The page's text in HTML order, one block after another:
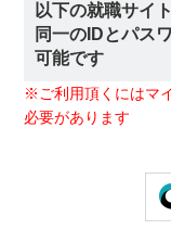
以下の就職サイ
同一のIDとパス
可能です
※ご利用頂くにはマ
必要があります